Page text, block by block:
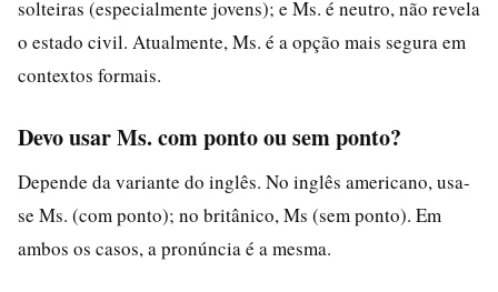
solteiras (especialmente jovens); e Ms. é neutro, não revela
o estado civil. Atualmente, Ms. é a opção mais segura em
contextos formais.
Devo usar Ms. com ponto ou sem ponto?
Depende da variante do inglês. No inglês americano, usa-
se Ms. (com ponto); no britânico, Ms (sem ponto). Em
ambos os casos, a pronúncia é a mesma.